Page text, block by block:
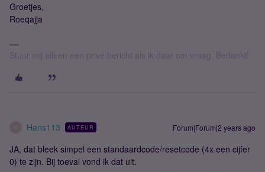
Groetjes,
Roeqajja
Stuur mij alleen een privé bericht als ik daar om vraag. Bedankt!
Hans113 AUTEUR Forum|Forum|2 years ago
JA, dat bleek simpel een standaardcode/resetcode (4x een cijfer
0) te zijn. Bij toeval vond ik dat uit.